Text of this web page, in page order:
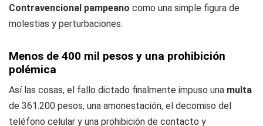
Contravencional pampeano como una simple figura de
molestias y perturbaciones.
Menos de 400 mil pesos y una prohibición
polémica
Así las cosas, el fallo dictado finalmente impuso una multa
de 361.200 pesos, una amonestación, el decomiso del
teléfono celular y una prohibición de contacto y